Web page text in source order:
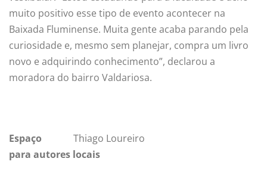
muito positivo esse tipo de evento acontecer na
Baixada Fluminense. Muita gente acaba parando pela
curiosidade e, mesmo sem planejar, compra um livro
novo e adquirindo conhecimento”, declarou a
moradora do bairro Valdariosa.
Thiago Loureiro
Espaço
para autores locais